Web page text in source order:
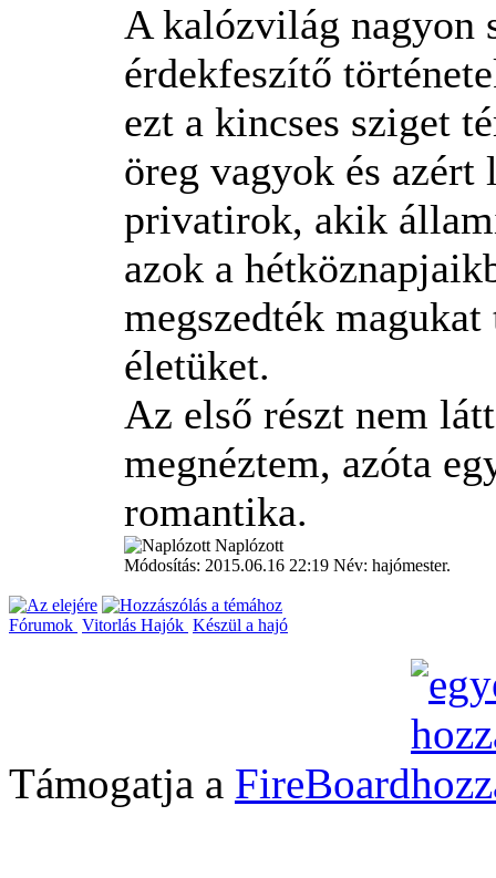
A kalózvilág nagyon
érdekfeszítő
ezt a kincses sziget
öreg vagyok és
privatirok, akik
azok a
megszedték
életüket.
Az első részt nem
megnéztem, azóta
romantika.
Naplózott
Módosítás: 2015.06.16 22:19 Név: hajómester.
Fórumok Vitorlás Hajók Készül a hajó
Támogatja a FireBoard